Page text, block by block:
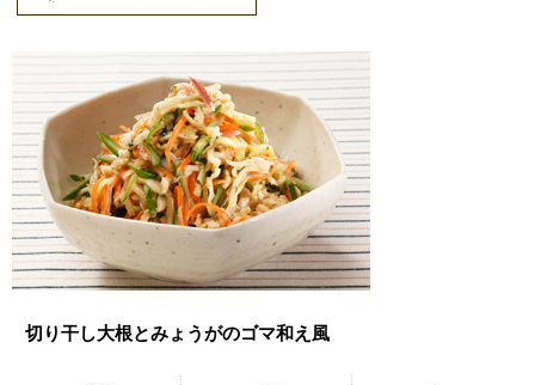
切り干し大根とみょうがのゴマ和え風